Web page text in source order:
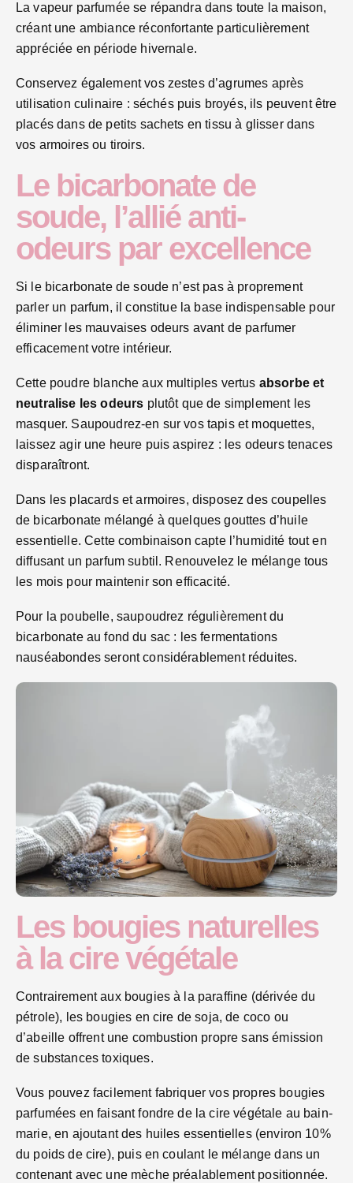
La vapeur parfumée se répandra dans toute la maison,
créant une ambiance réconfortante particulièrement
appréciée en période hivernale.
Conservez également vos zestes d’agrumes après
utilisation culinaire : séchés puis broyés, ils peuvent être
placés dans de petits sachets en tissu à glisser dans
vos armoires ou tiroirs.
Le bicarbonate de
soude, l’allié anti-
odeurs par excellence
Si le bicarbonate de soude n’est pas à proprement
parler un parfum, il constitue la base indispensable pour
éliminer les mauvaises odeurs avant de parfumer
efficacement votre intérieur.
Cette poudre blanche aux multiples vertus absorbe et
neutralise les odeurs plutôt que de simplement les
masquer. Saupoudrez-en sur vos tapis et moquettes,
laissez agir une heure puis aspirez : les odeurs tenaces
disparaîtront.
Dans les placards et armoires, disposez des coupelles
de bicarbonate mélangé à quelques gouttes d’huile
essentielle. Cette combinaison capte l’humidité tout en
diffusant un parfum subtil. Renouvelez le mélange tous
les mois pour maintenir son efficacité.
Pour la poubelle, saupoudrez régulièrement du
bicarbonate au fond du sac : les fermentations
nauséabondes seront considérablement réduites.
Les bougies naturelles
à la cire végétale
Contrairement aux bougies à la paraffine (dérivée du
pétrole), les bougies en cire de soja, de coco ou
d’abeille offrent une combustion propre sans émission
de substances toxiques.
Vous pouvez facilement fabriquer vos propres bougies
parfumées en faisant fondre de la cire végétale au bain-
marie, en ajoutant des huiles essentielles (environ 10%
du poids de cire), puis en coulant le mélange dans un
contenant avec une mèche préalablement positionnée.